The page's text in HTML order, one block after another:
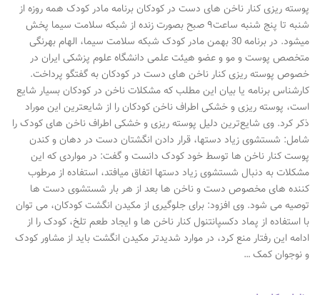
پوسته ریزی کنار ناخن های دست در کودکان برنامه مادر کودک همه روزه از
شنبه تا پنج شنبه ساعت۹ صبح بصورت زنده از شبکه سلامت سیما پخش
میشود. در برنامه 30 بهمن مادر کودک شبکه سلامت سیما، الهام بهرنگی
متخصص پوست و مو و عضو هیئت علمی دانشگاه علوم پزشکی ایران در
خصوص پوسته ریزی کنار ناخن های دست در کودکان به گفتگو پرداخت.
کارشناس برنامه یا بیان این مطلب که مشکلات ناخن در کودکان بسیار شایع
است، پوسته ریزی و خشکی اطراف ناخن کودکان را از شایعترین این موراد
ذکر کرد. وی شایع‌ترین دلیل پوسته ریزی و خشکی اطراف ناخن های کودک را
شامل: شستشوی زیاد دستها، قرار دادن انگشتان دست در دهان و کندن
پوست کنار ناخن ها توسط خود کودک دانست و گفت: در مواردی که این
مشکلات به دنبال شستشوی زیاد دستها اتفاق میافتد، استفاده از مرطوب
کننده های مخصوص دست و ناخن ها بعد از هر بار شستشوی دست ها
توصیه می شود. وی افزود: برای جلوگیری از مکیدن انگشت کودکان، می توان
با استفاده از پماد دکسپانتنول کنار ناخن ها و ایجاد طعم تلخ، کودک را از
ادامه این رفتار منع کرد، در موارد شدیدتر مکیدن انگشت باید از مشاور کودک
و نوجوان کمک …